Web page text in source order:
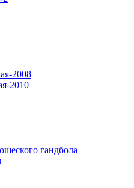
2008
2010
гандбола